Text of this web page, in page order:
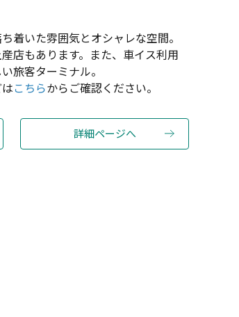
着いた雰囲気とオシャレな空間。
店もあります。また、車イス利用
旅客ターミナル。
こちらからご確認ください。
詳細ページへ